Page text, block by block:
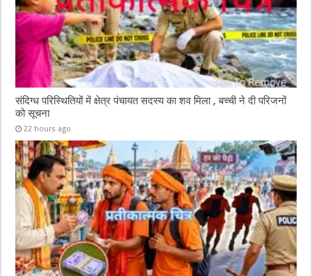
संदिग्ध परिस्थितियों में क्षेत्र पंचायत सदस्य का शव मिला , बच्ची ने दी परिजनों
को सूचना
22 hours ago